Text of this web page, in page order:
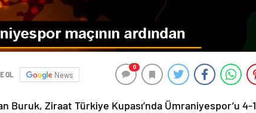
OL News
0
Buruk, Ziraat Türkiye Kupası’nda Ümraniyespor’u 4-1